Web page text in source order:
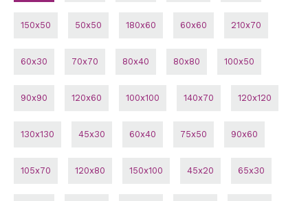
150x50 50x50 180x60 60x60 210x70
60x30 70x70 80x40 80x80 100x50
90x90 120x60 100x100 140x70 120x120
130x130 45x30 60x40 75x50 90x60
105x70 120x80 150x100 45x20 65x30